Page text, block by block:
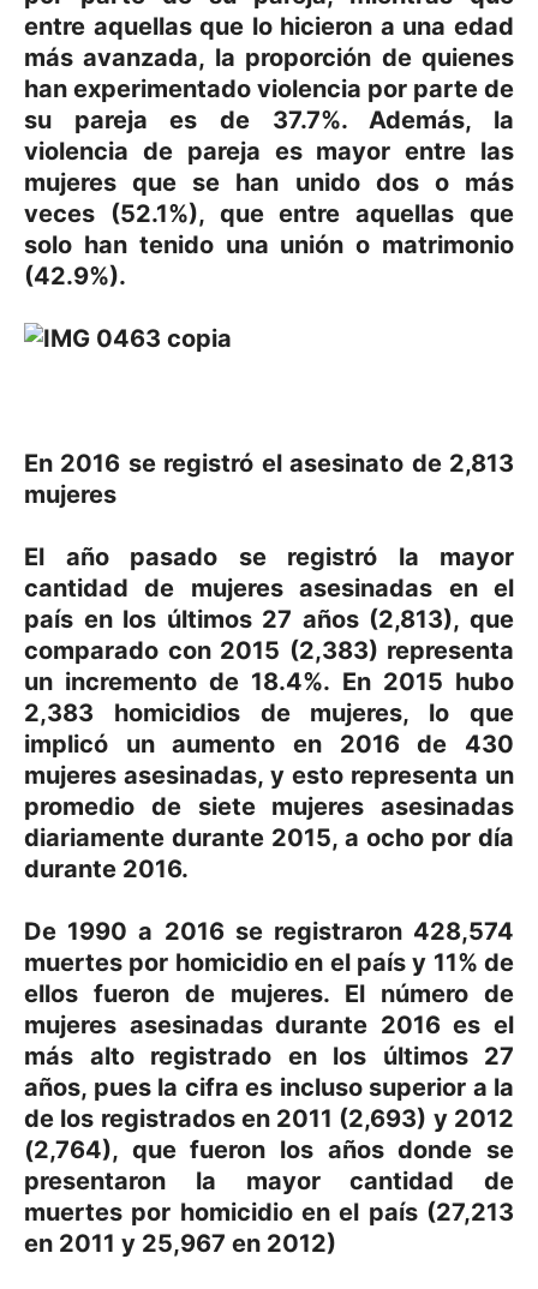
entre aquellas que lo hicieron a una edad
más avanzada, la proporción de quienes
han experimentado violencia por parte de
su pareja es de 37.7%. Además, la
violencia de pareja es mayor entre las
mujeres que se han unido dos o más
veces (52.1%), que entre aquellas que
solo han tenido una unión o matrimonio
(42.9%).
En 2016 se registró el asesinato de 2,813
mujeres
El año pasado se registró la mayor
cantidad de mujeres asesinadas en el
país en los últimos 27 años (2,813), que
comparado con 2015 (2,383) representa
un incremento de 18.4%. En 2015 hubo
2,383 homicidios de mujeres, lo que
implicó un aumento en 2016 de 430
mujeres asesinadas, y esto representa un
promedio de siete mujeres asesinadas
diariamente durante 2015, a ocho por día
durante 2016.
De 1990 a 2016 se registraron 428,574
muertes por homicidio en el país y 11% de
ellos fueron de mujeres. El número de
mujeres asesinadas durante 2016 es el
más alto registrado en los últimos 27
años, pues la cifra es incluso superior a la
de los registrados en 2011 (2,693) y 2012
(2,764), que fueron los años donde se
presentaron la mayor cantidad de
muertes por homicidio en el país (27,213
en 2011 y 25,967 en 2012)